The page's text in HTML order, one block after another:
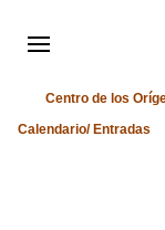
Centro de los
Calendario/ Entradas